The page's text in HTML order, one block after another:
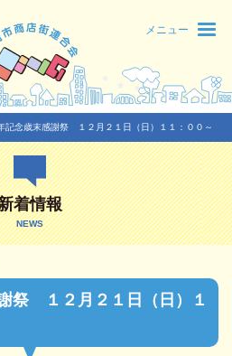
メニュー
記念歳末感謝祭 １２月２１日（日）１１：００～
着情報
NEWS
祭 １２月２１日（日）１